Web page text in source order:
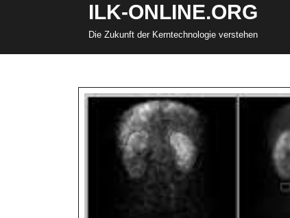
ILK-ONLINE.ORG
Die Zukunft der Kerntechnologie verstehen